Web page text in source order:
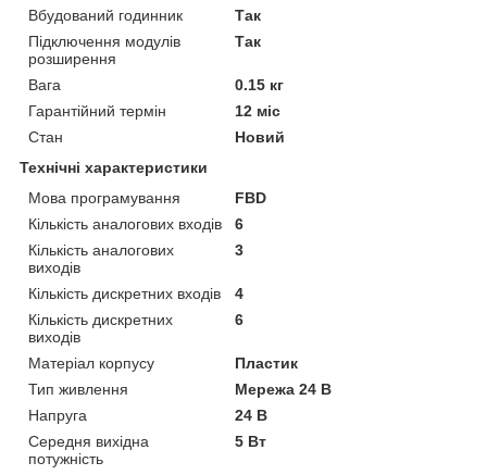
Вбудований годинник
Так
Підключення модулів
розширення
Так
Вага
0.15 кг
Гарантійний термін
12 міс
Стан
Новий
Технічні характеристики
Мова програмування
FBD
Кількість аналогових входів
6
Кількість аналогових
виходів
3
Кількість дискретних входів
4
Кількість дискретних
виходів
6
Матеріал корпусу
Пластик
Тип живлення
Мережа 24 В
Напруга
24 В
Середня вихідна
потужність
5 Вт